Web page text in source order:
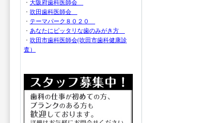
・ 大阪府歯科医師会
・ 吹田歯科医師会
・ テーマパーク８０２０
・ あなたにピッタリな歯のみがき方
・ 吹田市歯科医師会(吹田市歯科健康診
査）